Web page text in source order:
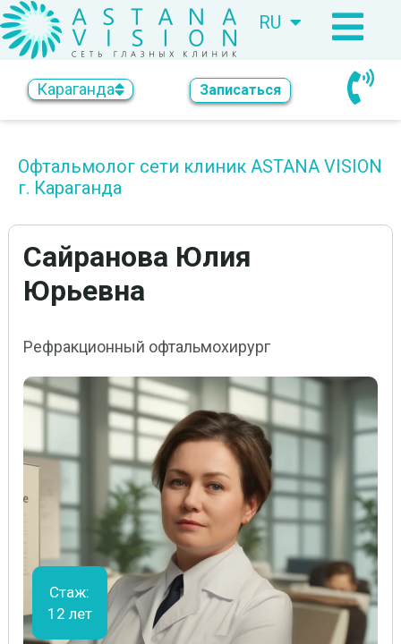
RU
KZ
Караганда Записаться
Офтальмолог сети клиник ASTANA VISION
г. Караганда
Сайранова Юлия
Юрьевна
Рефракционный офтальмохирург
Стаж:
12 лет